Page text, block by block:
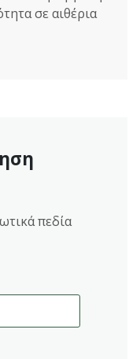
σε αιθέρια
πεδία